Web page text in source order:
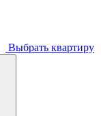
Выбрать квартиру